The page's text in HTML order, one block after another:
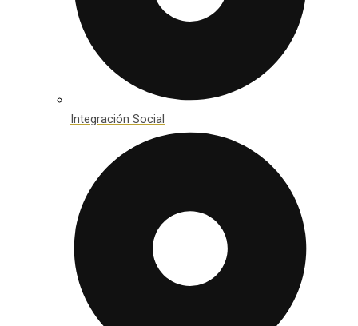
Integración Social